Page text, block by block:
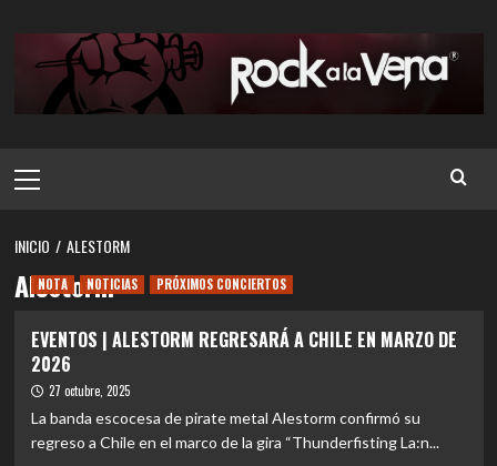
contenido
principal
INICIO ALESTORM
Alestorm
NOTA NOTICIAS PRÓXIMOS CONCIERTOS
EVENTOS | ALESTORM REGRESARÁ A CHILE EN MARZO DE
2026
27 octubre, 2025
La banda escocesa de pirate metal Alestorm confirmó su
regreso a Chile en el marco de la gira “Thunderfisting La:n...